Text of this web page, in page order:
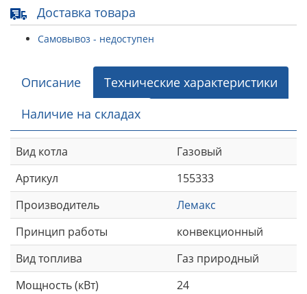
Доставка товара
Самовывоз - недоступен
Описание
Технические характеристики
Наличие на складах
Вид котла
Газовый
Артикул
155333
Производитель
Лемакс
Принцип работы
конвекционный
Вид топлива
Газ природный
Мощность (кВт)
24